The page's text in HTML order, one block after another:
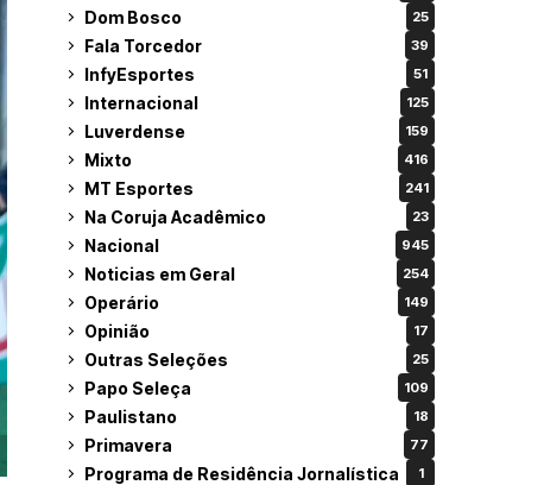
Dom Bosco 25
Fala Torcedor 39
InfyEsportes 51
Internacional 125
Luverdense 159
Mixto 416
MT Esportes 241
Na Coruja Acadêmico 23
Nacional 945
Noticias em Geral 254
Operário 149
Opinião 17
Outras Seleções 25
Papo Seleça 109
Paulistano 18
Primavera 77
Programa de Residência Jornalística 1